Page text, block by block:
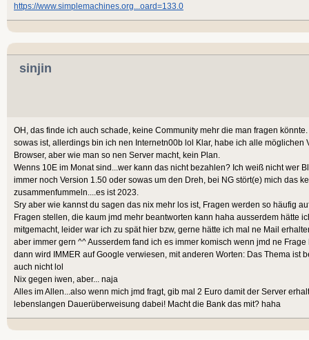
https://www.simplemachines.org...oard=133.0
sinjin
OH, das finde ich auch schade, keine Community mehr die man fragen
sowas ist, allerdings bin ich nen Internetn00b lol Klar, habe ich alle möglichen
Browser, aber wie man so nen Server macht, kein Plan.
Wenns 10E im Monat sind...wer kann das nicht bezahlen? Ich weiß nicht wer
immer noch Version 1.50 oder sowas um den Dreh, bei NG stört(e) mich das
zusammenfummeln....es ist 2023.
Sry aber wie kannst du sagen das nix mehr los ist, Fragen werden so häufig
Fragen stellen, die kaum jmd mehr beantworten kann haha ausserdem hätte
mitgemacht, leider war ich zu spät hier bzw, gerne hätte ich mal ne Mail
aber immer gern ^^ Ausserdem fand ich es immer komisch wenn jmd ne
dann wird IMMER auf Google verwiesen, mit anderen Worten: Das Thema ist
auch nicht lol
Nix gegen iwen, aber... naja
Alles im Allen...also wenn mich jmd fragt, gib mal 2 Euro damit der Server
lebenslangen Dauerüberweisung dabei! Macht die Bank das mit? haha